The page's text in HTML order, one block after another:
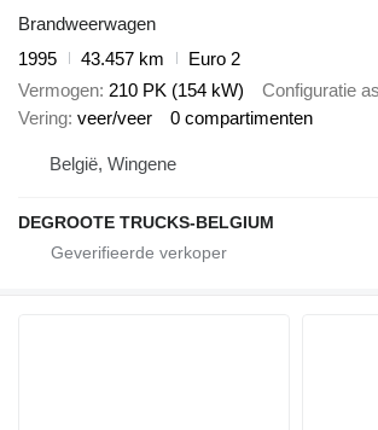
Brandweerwagen
1995
43.457 km
Euro 2
Vermogen 210 PK (154 kW) Configuratie
Vering veer/veer 0 compartimenten
België, Wingene
DEGROOTE TRUCKS-BELGIUM